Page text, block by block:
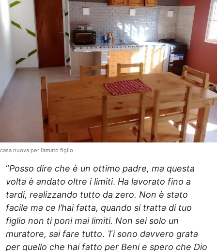
casa nuova per l’amato figlio
“Posso dire che è un ottimo padre, ma questa
volta è andato oltre i limiti. Ha lavorato fino a
tardi, realizzando tutto da zero. Non è stato
facile ma ce l’hai fatta, quando si tratta di tuo
figlio non ti poni mai limiti. Non sei solo un
muratore, sai fare tutto. Ti sono davvero grata
per quello che hai fatto per Beni e spero che Dio